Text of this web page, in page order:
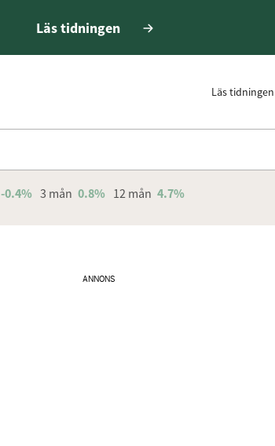
Läs tidningen
Läs tidningen
-0.4% 3 mån 0.8% 12 mån 4.7%
ANNONS